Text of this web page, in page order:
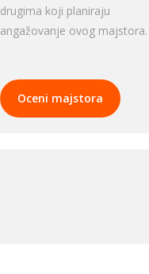
drugima koji planiraju
angažovanje ovog majstora.
Oceni majstora